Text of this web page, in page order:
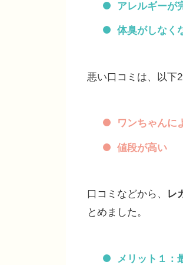
アレルギーが
体臭がしなく
悪い口コミは、以下2
ワンちゃんに
値段が高い
口コミなどから、 レ
とめました。
メリット１：